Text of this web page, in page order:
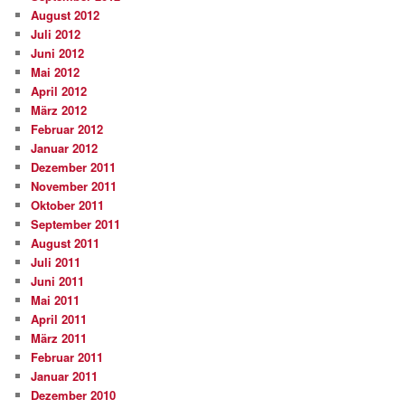
August 2012
Juli 2012
Juni 2012
Mai 2012
April 2012
März 2012
Februar 2012
Januar 2012
Dezember 2011
November 2011
Oktober 2011
September 2011
August 2011
Juli 2011
Juni 2011
Mai 2011
April 2011
März 2011
Februar 2011
Januar 2011
Dezember 2010